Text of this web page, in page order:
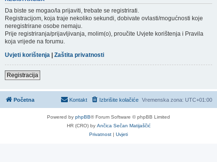
Da biste se mogao/la prijaviti, trebate se registrirati.
Registracijom, koja traje nekoliko sekundi, dobivate ovlasti/mogućnosti koje
neregistrirane osobe nemaju.
Prije registriranja/prijavljivanja, molim(o), proučite Uvjete korištenja i Pravila
koja vrijede na forumu.
Uvjeti korištenja | Zaštita privatnosti
Registracija
Početna Vremenska zona: UTC+01:00
Izbrišite kolačiće
Kontakt
Powered by phpBB® Forum Software © phpBB Limited
HR (CRO) by Ančica Sečan Matijaščić
Privatnost | Uvjeti